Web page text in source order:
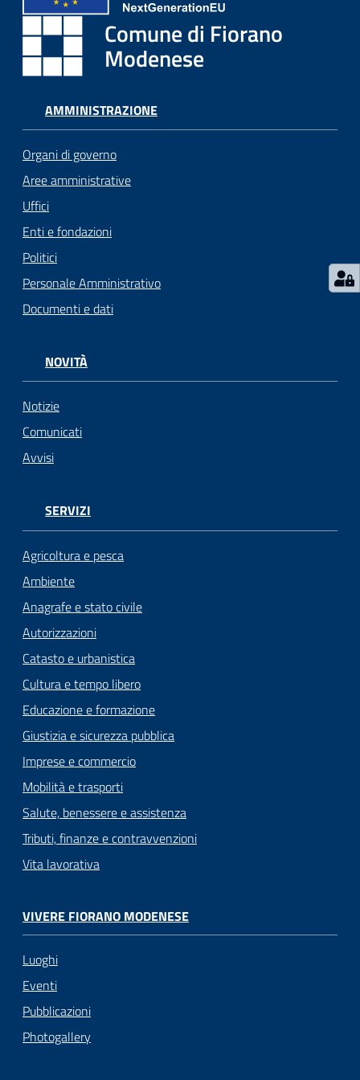
o
r
a
n
r
m
o
Tutti
gli
argomenti...
su
Comune di Fiorano
Modenese
AMMINISTRAZIONE
Organi di governo
Aree amministrative
Uffici
Enti e fondazioni
Politici
Personale Amministrativo
Documenti e dati
NOVITÀ
Notizie
Comunicati
Avvisi
SERVIZI
Agricoltura e pesca
Ambiente
Anagrafe e stato civile
Autorizzazioni
Catasto e urbanistica
Cultura e tempo libero
Educazione e formazione
Giustizia e sicurezza pubblica
Imprese e commercio
Mobilità e trasporti
Salute, benessere e assistenza
Tributi, finanze e contravvenzioni
Vita lavorativa
VIVERE FIORANO MODENESE
Luoghi
Eventi
Pubblicazioni
Photogallery